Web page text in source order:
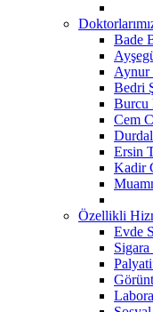
Bade
Bedri
Burcu
Cem
Ersin
Kadir
Özellikli
Evde